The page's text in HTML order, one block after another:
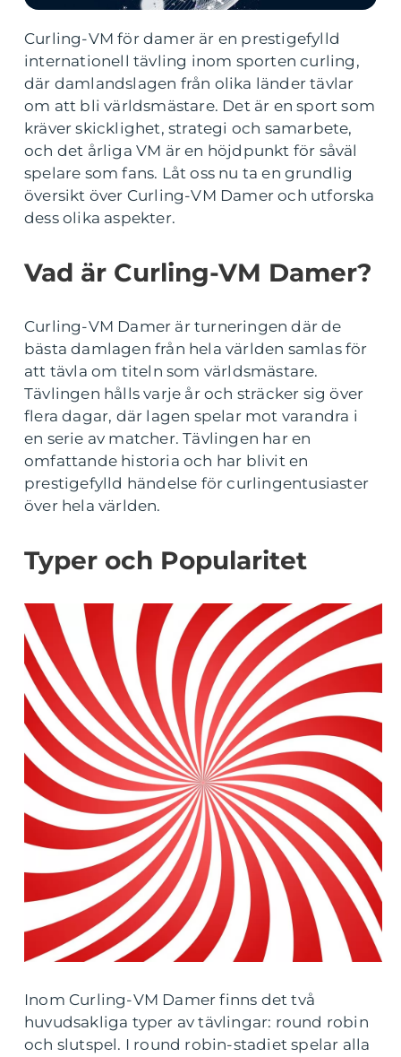
Curling-VM för damer är en prestigefylld
internationell tävling inom sporten curling,
där damlandslagen från olika länder tävlar
om att bli världsmästare. Det är en sport som
kräver skicklighet, strategi och samarbete,
och det årliga VM är en höjdpunkt för såväl
spelare som fans. Låt oss nu ta en grundlig
översikt över Curling-VM Damer och utforska
dess olika aspekter.
Vad är Curling-VM Damer?
Curling-VM Damer är turneringen där de
bästa damlagen från hela världen samlas för
att tävla om titeln som världsmästare.
Tävlingen hålls varje år och sträcker sig över
flera dagar, där lagen spelar mot varandra i
en serie av matcher. Tävlingen har en
omfattande historia och har blivit en
prestigefylld händelse för curlingentusiaster
över hela världen.
Typer och Popularitet
Inom Curling-VM Damer finns det två
huvudsakliga typer av tävlingar: round robin
och slutspel. I round robin-stadiet spelar alla